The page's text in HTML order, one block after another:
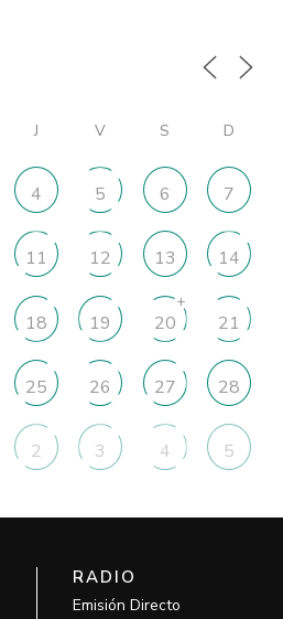
J V S D
4 5 6 7
11 12 13 14
18 19 20
+
21
25 26 27 28
2 3 4 5
RADIO
Emisión Directo